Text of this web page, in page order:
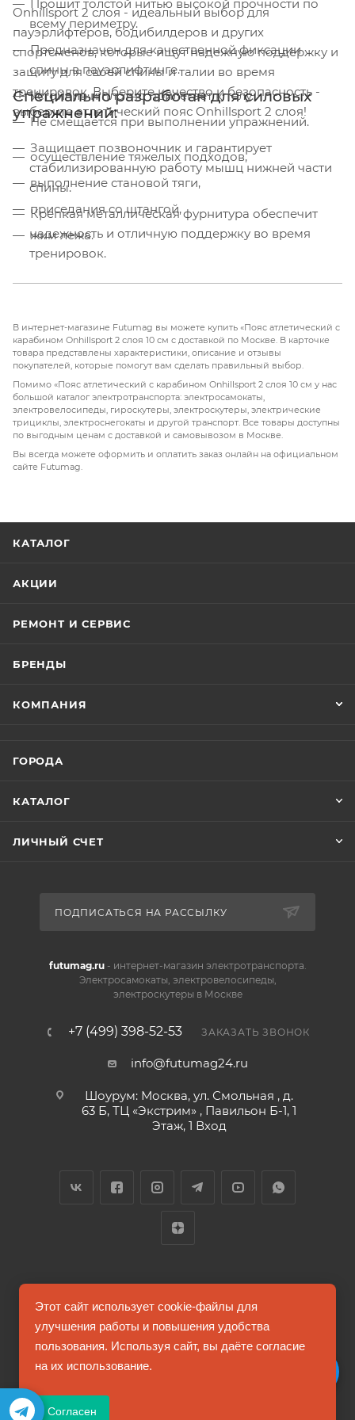
Onhillsport 2 слоя - идеальный выбор для
пауэрлифтеров, бодибилдеров и других
спортсменов, которые ищут надежную поддержку и
защиту для своей спины и талии во время
тренировок. Выберите качество и безопасность -
выберите атлетический пояс Onhillsport 2 слоя!
Прошит толстой нитью высокой прочности по
всему периметру.
Предназначен для качественной фиксации
спины в пауэрлифтинге.
Устойчив и плотно прилегает к телу.
Не смещается при выполнении упражнений.
Защищает позвоночник и гарантирует
стабилизированную работу мышц нижней части
спины.
Крепкая металлическая фурнитура обеспечит
надежность и отличную поддержку во время
тренировок.
Соответствует всем нормам безопасности.
соревнованиями, но и каждодневным
использованием.
Специально разработан для силовых
упражнений:
осуществление тяжелых подходов,
выполнение становой тяги,
приседания со штангой,
жим лежа.
В интернет-магазине Futumag вы можете купить «Пояс атлетический с
карабином Onhillsport 2 слоя 10 см с доставкой по Москве. В карточке
товара представлены характеристики, описание и отзывы
покупателей, которые помогут вам сделать правильный выбор.
Помимо «Пояс атлетический с карабином Onhillsport 2 слоя 10 см у нас
большой каталог электротранспорта: электросамокаты,
электровелосипеды, гироскутеры, электроскутеры, электрические
трициклы, электроснегокаты и другой транспорт. Все товары доступны
по выгодным ценам с доставкой и самовывозом в Москве.
Вы всегда можете оформить и оплатить заказ онлайн на официальном
сайте Futumag.
КАТАЛОГ
АКЦИИ
РЕМОНТ И СЕРВИС
БРЕНДЫ
КОМПАНИЯ
ГОРОДА
КАТАЛОГ
ЛИЧНЫЙ СЧЕТ
ПОДПИСАТЬСЯ НА РАССЫЛКУ
futumag.ru- интернет-магазин электротранспорта.
Электросамокаты, электровелосипеды,
электроскутеры в Москве
+7 (499) 398-52-53 ЗАКАЗАТЬ ЗВОНОК
info@futumag24.ru
Шоурум: Москва, ул. Смольная , д.
63 Б, ТЦ «Экстрим» , Павильон Б-1, 1
Этаж, 1 Вход
2026 © FUTUMAG.RU
Информация на сайте не является публичной офертой
Этот сайт использует cookie-файлы для
улучшения работы и повышения удобства
пользования. Используя сайт, вы даёте согласие
на их использование.
Согласен